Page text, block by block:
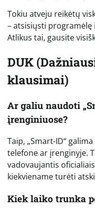
Tokiu atveju reikėtų
– atsisiųsti
Atlikus tai, gausite
DUK
klausimai)
Ar galiu naudoti
įrenginiuose?
Taip, „Smart-ID“
telefone ar įrenginyje.
vadovaujantis
kiekviename turėti
Kiek laiko trunka